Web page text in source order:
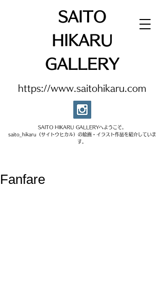
SAITO
HIKARU
GALLERY
SAITO HIKARU GALLERYへようこそ。​
saito_hikaru（サイトウヒカル）の絵画・イラスト作品を紹介していま
す。​
https://www.saitohikaru.com
Fanfare